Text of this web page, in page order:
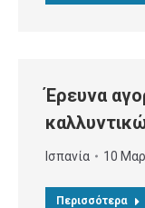
Έρευνα
Ισπανία 10
Περισσότερα